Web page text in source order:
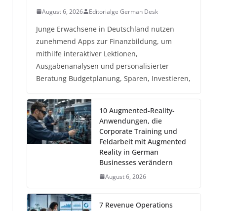
August 6, 2026 Editorialge German Desk
Junge Erwachsene in Deutschland nutzen
zunehmend Apps zur Finanzbildung, um
mithilfe interaktiver Lektionen,
Ausgabenanalysen und personalisierter
Beratung Budgetplanung, Sparen, Investieren,
10 Augmented-Reality-
Anwendungen, die
Corporate Training und
Feldarbeit mit Augmented
Reality in German
Businesses verändern
August 6, 2026
7 Revenue Operations